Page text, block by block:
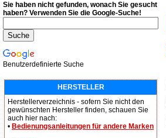
Sie haben nicht gefunden, wonach Sie gesucht
haben? Verwenden Sie die Google-Suche!
Benutzerdefinierte Suche
HERSTELLER
Herstellerverzeichnis - sofern Sie nicht den
gewünschten Hersteller finden, schauen Sie
auch hier nach:
• Bedienungsanleitungen für andere Marken